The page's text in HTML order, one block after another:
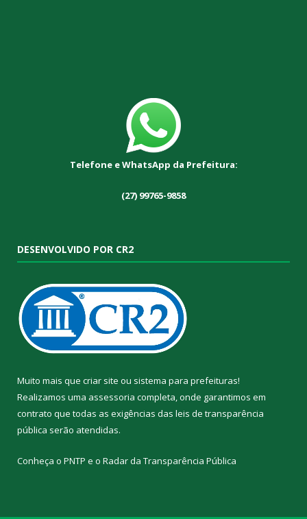
Telefone e WhatsApp da Prefeitura:
(27) 99765-9858
DESENVOLVIDO POR CR2
Muito mais que criar site ou sistema para prefeituras!
Realizamos uma assessoria completa, onde garantimos em
contrato que todas as exigências das leis de transparência
pública serão atendidas.
Conheça o PNTP e o Radar da Transparência Pública